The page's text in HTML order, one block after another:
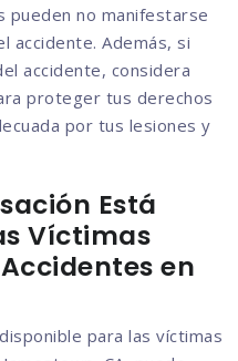
pueden no manifestarse
accidente. Además, si
accidente, considera
proteger tus derechos
por tus lesiones y
Está
Víctimas
en
para las víctimas